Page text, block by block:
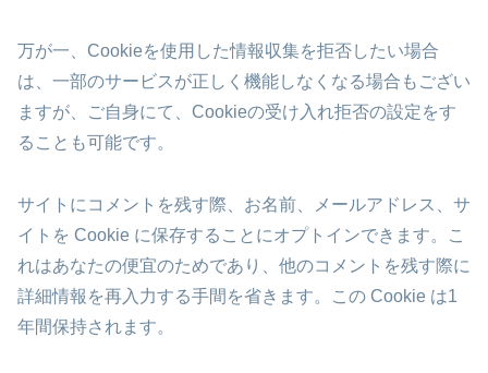
万が一、Cookieを使用した情報収集を拒否したい場合
は、一部のサービスが正しく機能しなくなる場合もござい
ますが、ご自身にて、Cookieの受け入れ拒否の設定をす
ることも可能です。
サイトにコメントを残す際、お名前、メールアドレス、サ
イトを Cookie に保存することにオプトインできます。こ
れはあなたの便宜のためであり、他のコメントを残す際に
詳細情報を再入力する手間を省きます。この Cookie は1
年間保持されます。